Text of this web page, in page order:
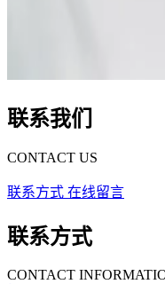
联系我们
CONTACT US
联系方式 在线留言
联系方式
CONTACT